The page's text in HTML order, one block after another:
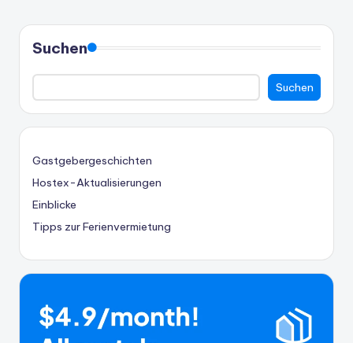
der
Beiträge
Suchen
Suchen
Gastgebergeschichten
Hostex-Aktualisierungen
Einblicke
Tipps zur Ferienvermietung